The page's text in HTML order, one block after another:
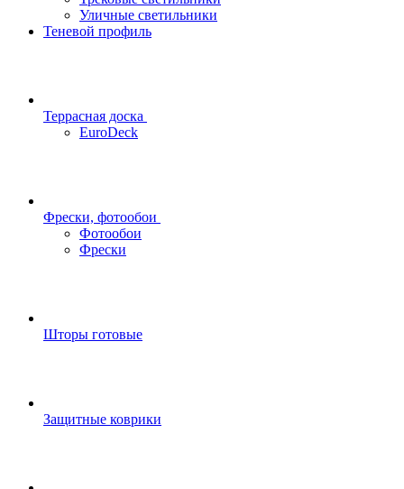
Уличные светильники
Теневой профиль
Террасная доска
EuroDeck
Фрески, фотообои
Фотообои
Фрески
Шторы готовые
Защитные коврики